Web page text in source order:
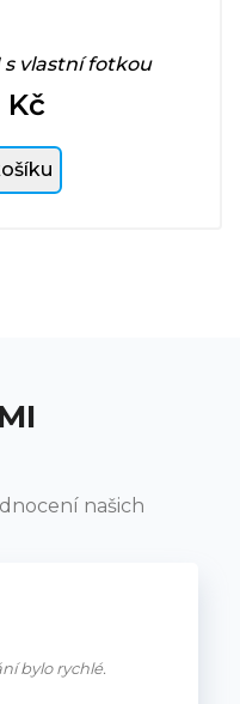
s vlastní fotkou
Kč
našich
bylo rychlé.